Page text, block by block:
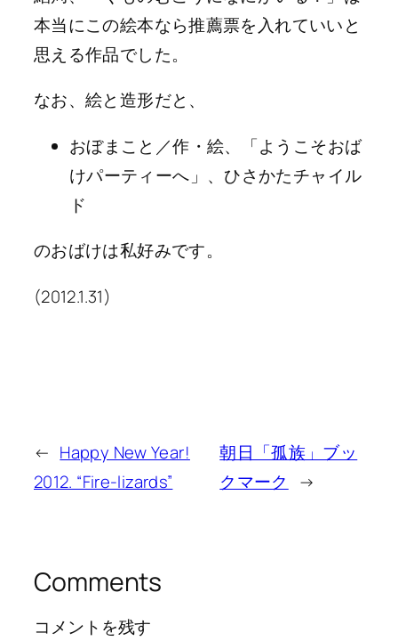
本当にこの絵本なら推薦票を入れていいと
思える作品でした。
なお、絵と造形だと、
おぼまこと／作・絵、「ようこそおば
けパーティーへ」、ひさかたチャイル
ド
のおばけは私好みです。
(2012.1.31)
← Happy New Year!
2012. “Fire-lizards”
朝日「孤族」ブッ
クマーク
→
Comments
コメントを残す